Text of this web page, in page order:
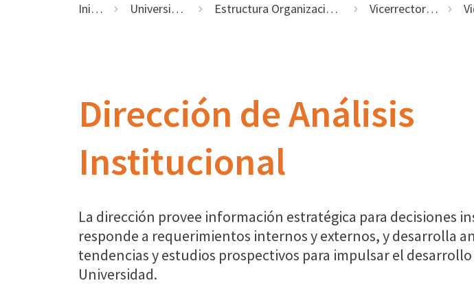
Inicio Universidad Estructura Organizacional Vicerrectorías
Dirección de Análisis
Institucional
La dirección provee información estratégica para decisiones
responde a requerimientos internos y externos, y desarrolla
tendencias y estudios prospectivos para impulsar el desarrollo
Universidad.